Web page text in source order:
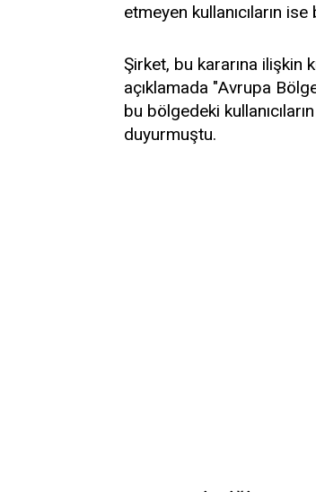
etmeyen kullanıcıların
Şirket, bu kararına ilişkin
açıklamada "Avrupa
bu bölgedeki
duyurmuştu.